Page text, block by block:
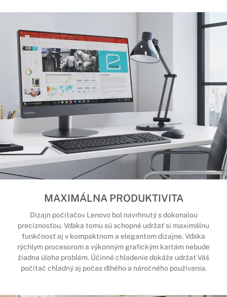
MAXIMÁLNA PRODUKTIVITA
Dizajn počítačov Lenovo bol navrhnutý s dokonalou
precíznosťou. Vďaka tomu sú schopné udržať si maximálnu
funkčnosť aj v kompaktnom a elegantom dizajne. Vďaka
rýchlym procesorom a výkonným grafickým kartám nebude
žiadna úloha problém. Účinné chladenie dokáže udržať Váš
počítač chladný aj počas dlhého a náročného používania.